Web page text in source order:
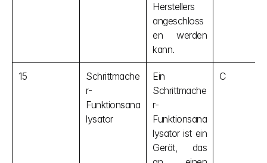
Herstellers
angeschloss
en werden
kann.
15
Schrittmache
r-
Funktionsana
lysator
Ein
Schrittmache
r-
Funktionsana
lysator ist ein
Gerät, das
C